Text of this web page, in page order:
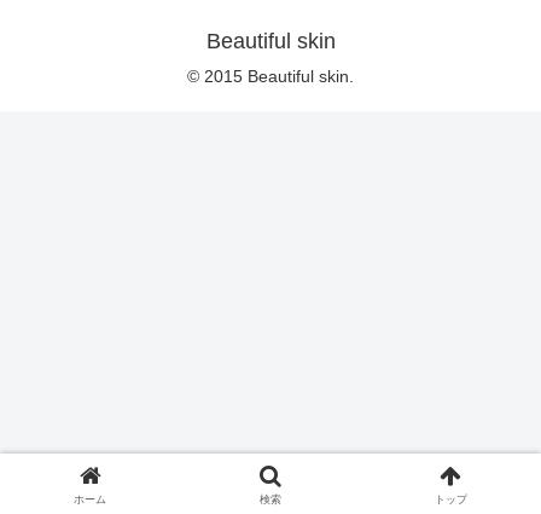
Beautiful skin
© 2015 Beautiful skin.
ホーム 検索 トップ